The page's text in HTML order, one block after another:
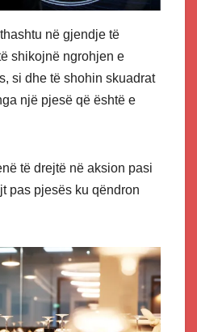
në gjendje të
shikojnë ngrohjen e
si dhe të shohin skuadrat
një pjesë që është e
të drejtë në aksion pasi
pas pjesës ku qëndron